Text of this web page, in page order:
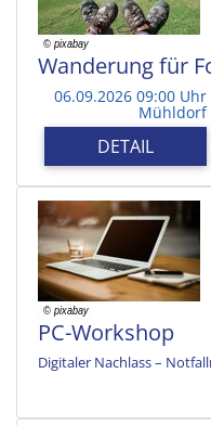
Wanderung für
06.09.2026 09:00 Uhr
Mühldorf
DETAIL
PC-Workshop
Digitaler Nachlass –